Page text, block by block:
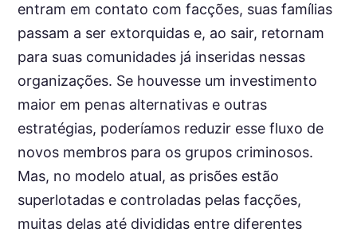
entram em contato com facções, suas famílias
passam a ser extorquidas e, ao sair, retornam
para suas comunidades já inseridas nessas
organizações. Se houvesse um investimento
maior em penas alternativas e outras
estratégias, poderíamos reduzir esse fluxo de
novos membros para os grupos criminosos.
Mas, no modelo atual, as prisões estão
superlotadas e controladas pelas facções,
muitas delas até divididas entre diferentes